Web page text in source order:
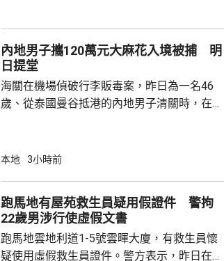
署限制探訪的做法是違反《兒童權利公約》及
《公民和政治權利國際公約...
內地男子攜120萬元大麻花入境被捕 明
日提堂
海關在機場偵破行李販毒案，昨日為一名46
歲、從泰國曼谷抵港的內地男子清關時，在他
一項販運危險藥物罪，明日在九龍城裁判法院
本地 3小時前
跑馬地有屋苑救生員疑用假證件 警拘
22歲男涉行使虛假文書
跑馬地雲地利道1-5號雲暉大廈，有救生員懷
疑使用虛假救生員證件。警方表示，昨日在屋